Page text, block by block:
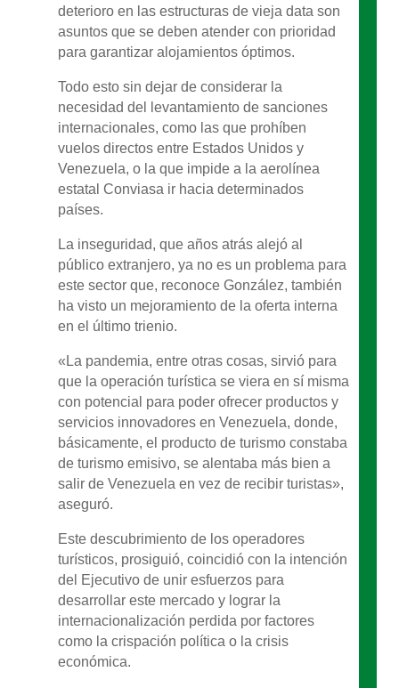
deterioro en las estructuras de vieja data son
asuntos que se deben atender con prioridad
para garantizar alojamientos óptimos.
Todo esto sin dejar de considerar la
necesidad del levantamiento de sanciones
internacionales, como las que prohíben
vuelos directos entre Estados Unidos y
Venezuela, o la que impide a la aerolínea
estatal Conviasa ir hacia determinados
países.
La inseguridad, que años atrás alejó al
público extranjero, ya no es un problema para
este sector que, reconoce González, también
ha visto un mejoramiento de la oferta interna
en el último trienio.
«La pandemia, entre otras cosas, sirvió para
que la operación turística se viera en sí misma
con potencial para poder ofrecer productos y
servicios innovadores en Venezuela, donde,
básicamente, el producto de turismo constaba
de turismo emisivo, se alentaba más bien a
salir de Venezuela en vez de recibir turistas»,
aseguró.
Este descubrimiento de los operadores
turísticos, prosiguió, coincidió con la intención
del Ejecutivo de unir esfuerzos para
desarrollar este mercado y lograr la
internacionalización perdida por factores
como la crispación política o la crisis
económica.